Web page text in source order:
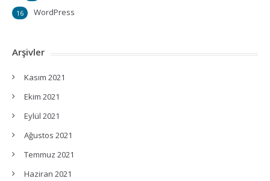
WordPress
16
Arşivler
Kasım 2021
Ekim 2021
Eylül 2021
Ağustos 2021
Temmuz 2021
Haziran 2021